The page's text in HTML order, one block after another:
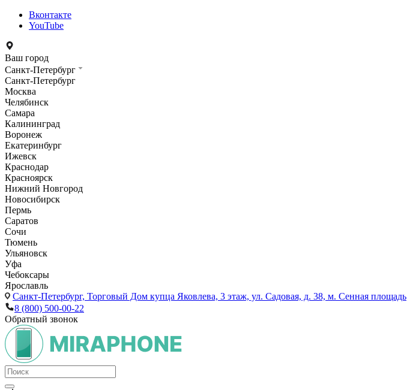
Вконтакте
YouTube
Ваш город
Санкт-Петербург
Санкт-Петербург
Москва
Челябинск
Самара
Калининград
Воронеж
Екатеринбург
Ижевск
Краснодар
Красноярск
Нижний Новгород
Новосибирск
Пермь
Саратов
Сочи
Тюмень
Ульяновск
Уфа
Чебоксары
Ярославль
Санкт-Петербург, Торговый Дом купца Яковлева, 3 этаж, ул. Садовая, д. 38, м. Сенная площадь
8 (800) 500-00-22
Обратный звонок